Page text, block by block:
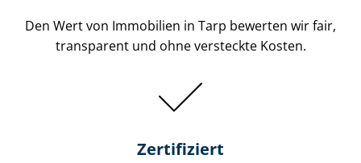
Den Wert von Immobilien in Tarp bewerten wir fair,
transparent und ohne versteckte Kosten.
Zertifiziert